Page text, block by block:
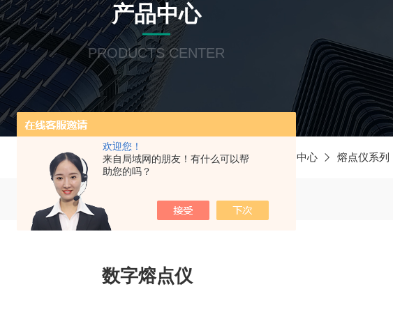
欢迎您！
来自局域网的朋友！有什么可以帮
助您的吗？
产品中心
PRODUCTS CENTER
当前位置：首页 产品中心 熔点仪系列
数字熔点仪